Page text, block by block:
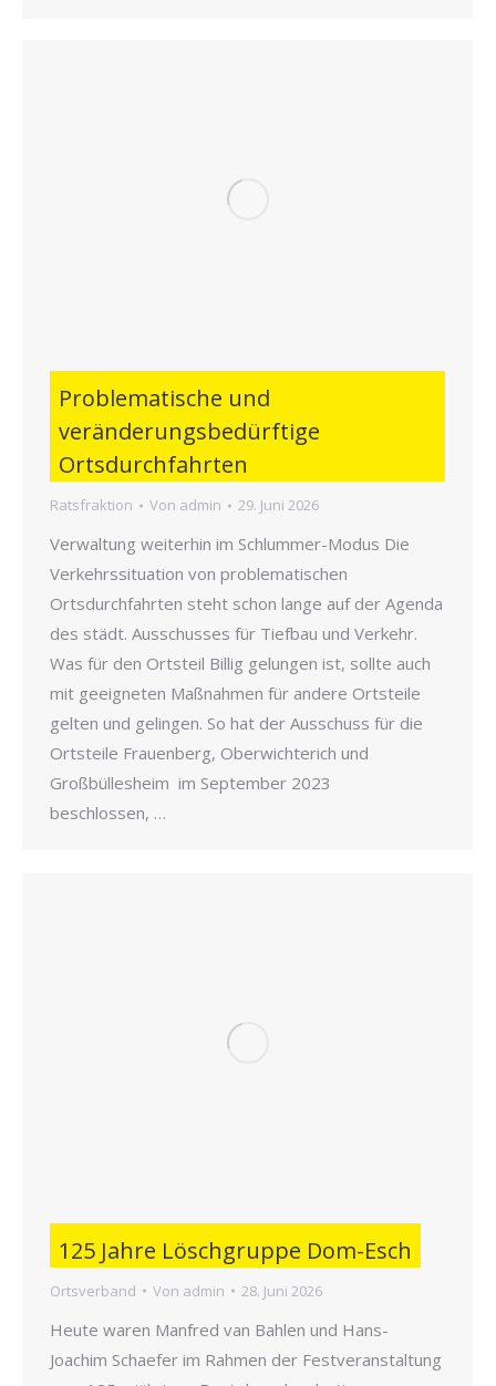
Problematische und
veränderungsbedürftige
Ortsdurchfahrten
Ratsfraktion Von admin 29. Juni 2026
Verwaltung weiterhin im Schlummer-Modus Die
Verkehrssituation von problematischen
Ortsdurchfahrten steht schon lange auf der Agenda
des städt. Ausschusses für Tiefbau und Verkehr.
Was für den Ortsteil Billig gelungen ist, sollte auch
mit geeigneten Maßnahmen für andere Ortsteile
gelten und gelingen. So hat der Ausschuss für die
Ortsteile Frauenberg, Oberwichterich und
Großbüllesheim im September 2023
beschlossen, …
125 Jahre Löschgruppe Dom-Esch
Ortsverband Von admin 28. Juni 2026
Heute waren Manfred van Bahlen und Hans-
Joachim Schaefer im Rahmen der Festveranstaltung